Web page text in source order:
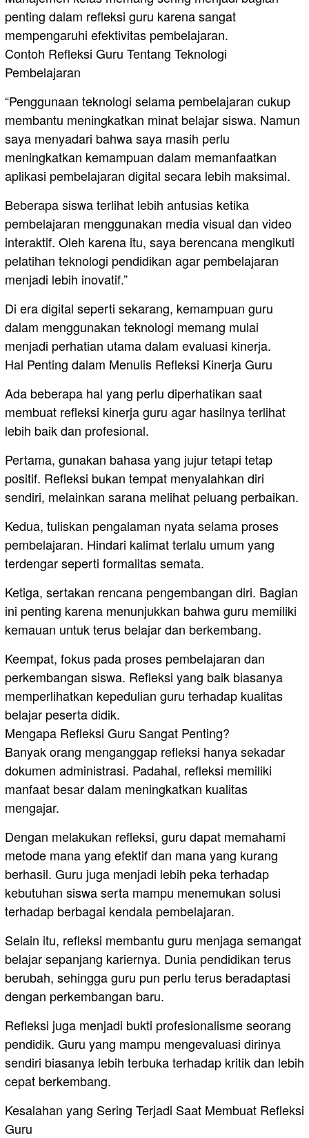
penting dalam refleksi guru karena sangat
mempengaruhi efektivitas pembelajaran.
Contoh Refleksi Guru Tentang Teknologi
Pembelajaran
“Penggunaan teknologi selama pembelajaran cukup
membantu meningkatkan minat belajar siswa. Namun
saya menyadari bahwa saya masih perlu
meningkatkan kemampuan dalam memanfaatkan
aplikasi pembelajaran digital secara lebih maksimal.
Beberapa siswa terlihat lebih antusias ketika
pembelajaran menggunakan media visual dan video
interaktif. Oleh karena itu, saya berencana mengikuti
pelatihan teknologi pendidikan agar pembelajaran
menjadi lebih inovatif.”
Di era digital seperti sekarang, kemampuan guru
dalam menggunakan teknologi memang mulai
menjadi perhatian utama dalam evaluasi kinerja.
Hal Penting dalam Menulis Refleksi Kinerja Guru
Ada beberapa hal yang perlu diperhatikan saat
membuat refleksi kinerja guru agar hasilnya terlihat
lebih baik dan profesional.
Pertama, gunakan bahasa yang jujur tetapi tetap
positif. Refleksi bukan tempat menyalahkan diri
sendiri, melainkan sarana melihat peluang perbaikan.
Kedua, tuliskan pengalaman nyata selama proses
pembelajaran. Hindari kalimat terlalu umum yang
terdengar seperti formalitas semata.
Ketiga, sertakan rencana pengembangan diri. Bagian
ini penting karena menunjukkan bahwa guru memiliki
kemauan untuk terus belajar dan berkembang.
Keempat, fokus pada proses pembelajaran dan
perkembangan siswa. Refleksi yang baik biasanya
memperlihatkan kepedulian guru terhadap kualitas
belajar peserta didik.
Mengapa Refleksi Guru Sangat Penting?
Banyak orang menganggap refleksi hanya sekadar
dokumen administrasi. Padahal, refleksi memiliki
manfaat besar dalam meningkatkan kualitas
mengajar.
Dengan melakukan refleksi, guru dapat memahami
metode mana yang efektif dan mana yang kurang
berhasil. Guru juga menjadi lebih peka terhadap
kebutuhan siswa serta mampu menemukan solusi
terhadap berbagai kendala pembelajaran.
Selain itu, refleksi membantu guru menjaga semangat
belajar sepanjang kariernya. Dunia pendidikan terus
berubah, sehingga guru pun perlu terus beradaptasi
dengan perkembangan baru.
Refleksi juga menjadi bukti profesionalisme seorang
pendidik. Guru yang mampu mengevaluasi dirinya
sendiri biasanya lebih terbuka terhadap kritik dan lebih
cepat berkembang.
Kesalahan yang Sering Terjadi Saat Membuat Refleksi
Guru